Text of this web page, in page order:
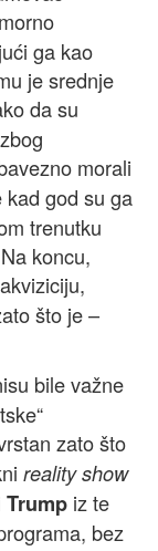
ga kao
je srednje
da su
morali
kad god su ga
trenutku
koncu,
što je –
bile važne
zato što
reality show
Trump iz te
bez